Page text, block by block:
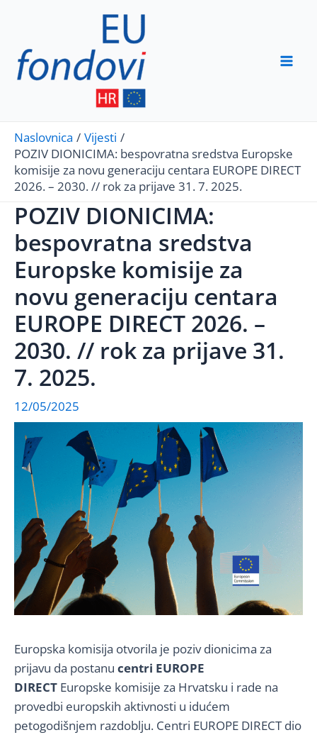
content
Naslovnica
Vijesti
POZIV DIONICIMA: bespovratna sredstva Europske
komisije za novu generaciju centara EUROPE DIRECT
2026. – 2030. // rok za prijave 31. 7. 2025.
POZIV DIONICIMA:
bespovratna sredstva
Europske komisije za
novu generaciju centara
EUROPE DIRECT 2026. –
2030. // rok za prijave 31.
7. 2025.
12/05/2025
Europska komisija otvorila je poziv dionicima za
prijavu da postanu centri EUROPE
DIRECT Europske komisije za Hrvatsku i rade na
provedbi europskih aktivnosti u idućem
petogodišnjem razdoblju. Centri EUROPE DIRECT dio